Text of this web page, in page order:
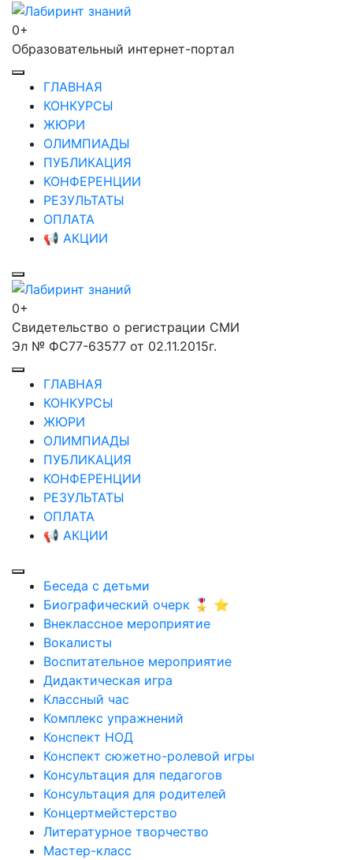
Перейти
содержимому
Enter)
Лабиринт знаний
0+
Образовательный интернет-портал
ГЛАВНАЯ
КОНКУРСЫ
ЖЮРИ
ОЛИМПИАДЫ
ПУБЛИКАЦИЯ
КОНФЕРЕНЦИИ
РЕЗУЛЬТАТЫ
ОПЛАТА
📢 АКЦИИ
Лабиринт знаний
0+
Свидетельство о регистрации СМИ
Эл № ФС77-63577 от 02.11.2015г.
ГЛАВНАЯ
КОНКУРСЫ
ЖЮРИ
ОЛИМПИАДЫ
ПУБЛИКАЦИЯ
КОНФЕРЕНЦИИ
РЕЗУЛЬТАТЫ
ОПЛАТА
📢 АКЦИИ
Беседа с детьми
Биографический очерк 🎖️ ⭐
Внеклассное мероприятие
Вокалисты
Воспитательное мероприятие
Дидактическая игра
Классный час
Комплекс упражнений
Конспект НОД
Конспект сюжетно-ролевой игры
Консультация для педагогов
Консультация для родителей
Концертмейстерство
Литературное творчество
Мастер-класс